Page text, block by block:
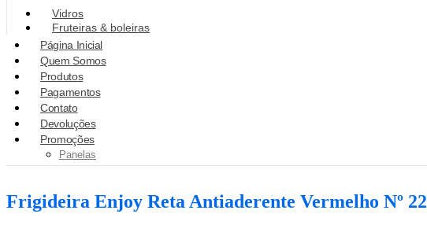
Vidros
Fruteiras & boleiras
Página Inicial
Quem Somos
Produtos
Pagamentos
Contato
Devoluções
Promoções
Panelas
Frigideira Enjoy Reta Antiaderente Vermelho Nº 22